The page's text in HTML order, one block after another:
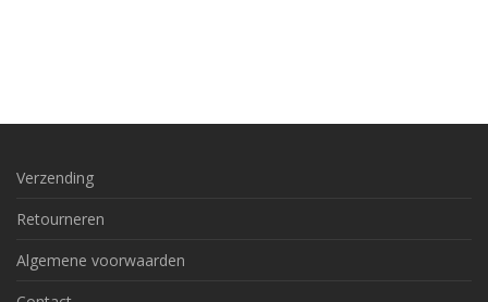
Verzending
Retourneren
Algemene voorwaarden